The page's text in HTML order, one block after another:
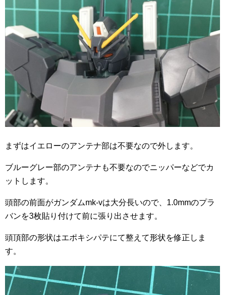
まずはイエローのアンテナ部は不要なので外します。
ブルーグレー部のアンテナも不要なのでニッパーなどでカ
ットします。
頭部の前面がガンダムmk-vは大分長いので、1.0mmのプラ
バンを3枚貼り付けて前に張り出させます。
頭頂部の形状はエポキシパテにて整えて形状を修正しま
す。